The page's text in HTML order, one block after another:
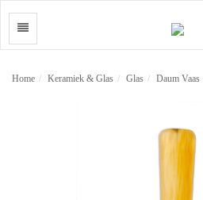
Home Keramiek & Glas Glas Daum Vaas